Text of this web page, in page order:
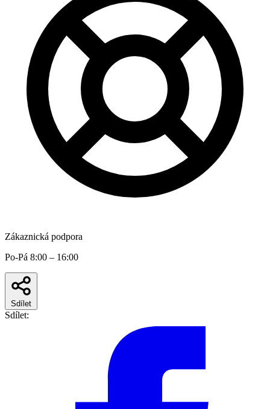
Zákaznická podpora
Po-Pá 8:00 – 16:00
Sdílet
Sdílet: